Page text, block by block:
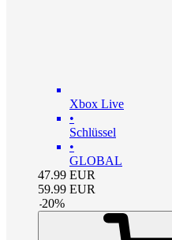
Xbox Live
•
Schlüssel
•
GLOBAL
47.99 EUR
59.99 EUR
-20%